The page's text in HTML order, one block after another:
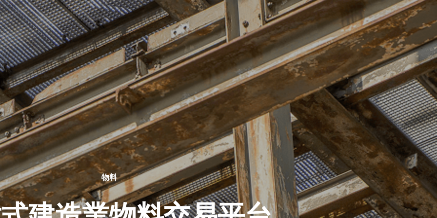
關於我們 解決方案 物料 索取報價
物料